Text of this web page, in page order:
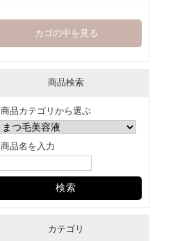
カゴの中を見る
商品検索
商品カテゴリから選ぶ
商品名を入力
カテゴリ